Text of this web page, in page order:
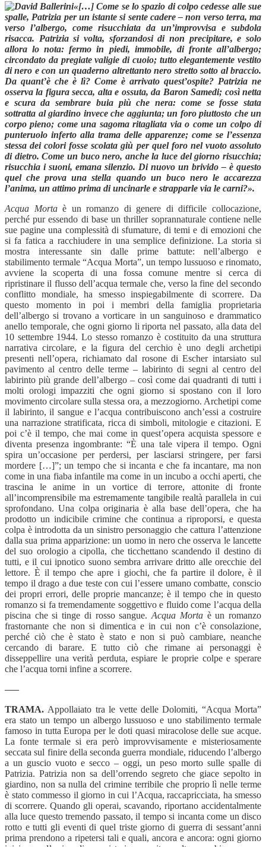
«[…] Come se lo spazio di colpo cedesse alle sue
spalle, Patrizia per un istante si sente cadere – non verso terra, ma
verso l’albergo, come risucchiata da un’improvvisa e subdola
risacca. Patrizia si volta, sforzandosi di non precipitare, e solo
allora lo nota: fermo in piedi, immobile, di fronte all’albergo;
circondato da pregiate valigie di cuoio; tutto elegantemente vestito
di nero e con un quaderno altrettanto nero stretto sotto al braccio.
Da quant’è che è lì? Come è arrivato quest’ospite? Patrizia ne
osserva la figura secca, alta e ossuta, da Baron Samedi; così netta
e scura da sembrare buia più che nera: come se fosse stata
sottratta al giardino invece che aggiunta; un foro piuttosto che un
corpo pieno; come una sagoma ritagliata via o come un colpo di
punteruolo inferto alla trama delle apparenze; come se l’essenza
stessa dei colori fosse scolata giù per quel foro nel vuoto assoluto
di dietro. Come un buco nero, anche la luce del giorno risucchia;
risucchia i suoni, emana silenzio. Di nuovo un brivido – è questo
quel che prova una stella quando un buco nero le accarezza
l’anima, un attimo prima di uncinarle e strapparle via le carni?».
Acqua Mortaè un romanzo di genere di difficile collocazione,
perché pur essendo di base un thriller soprannaturale contiene nelle
sue pagine una complessità di sfumature, di temi e di emozioni che
si fa fatica a racchiudere in una semplice definizione. La storia si
mostra interessante sin dalle prime battute: nell’albergo e
stabilimento termale “Acqua Morta”, un tempo lussuoso e rinomato,
avviene la scoperta di una fossa comune mentre si cerca di
ripristinare il flusso dell’acqua termale che, verso la fine del secondo
conflitto mondiale, ha smesso inspiegabilmente di scorrere. Da
questo momento in poi i membri della famiglia proprietaria
dell’albergo si trovano a vorticare in un sanguinoso e drammatico
anello temporale, che ogni giorno li riporta nel passato, alla data del
10 settembre 1944. Lo stesso romanzo è costituito da una struttura
narrativa circolare, e la figura del cerchio è uno degli archetipi
presenti nell’opera, richiamato dal rosone di Escher intarsiato sul
pavimento al centro delle terme – labirinto di segni al centro del
labirinto più grande dell’albergo – così come dai quadranti di tutti i
molti orologi impazziti che ogni giorno si spostano con il loro
movimento circolare sulla stessa ora, a mezzogiorno. Archetipi come
il labirinto, il sangue e l’acqua contribuiscono anch’essi a costruire
una narrazione stratificata, ricca di simboli, mitologie e citazioni. E
poi c’è il tempo, che mai come in quest’opera acquista spessore e
diventa presenza ingombrante: “È una tale vipera il tempo. Ogni
spira un’occasione per perdersi, per lasciarsi stringere, per farsi
mordere […]”; un tempo che si incanta e che fa incantare, ma non
come in una fiaba infantile ma come in un incubo a occhi aperti, che
trascina le anime in un vortice di terrore, attonite di fronte
all’incomprensibile ma estremamente tangibile realtà parallela in cui
sprofondano. Una colpa originaria è alla base dell’opera, che ha
prodotto un indicibile crimine che continua a riproporsi, e questa
colpa è introdotta da un sinistro personaggio che cattura l’attenzione
dalla sua prima apparizione: un uomo in nero che osserva le lancette
del suo orologio a cipolla, che ticchettano scandendo il destino di
tutti, e il cui ipnotico suono sembra arrivare dritto alle orecchie del
lettore. È il tempo che apre i giochi, che fa partire il dolore, è il
tempo il drago a due teste con cui l’essere umano combatte, conscio
dei propri errori, delle proprie mancanze; è il tempo che in questo
romanzo si fa tremendamente soggettivo e fluido come l’acqua della
piscina che si tinge di rosso sangue.Acqua Mortaè un romanzo
frastornante che non si dimentica e in cui non c’è consolazione,
perché ciò che è stato è stato e non si può cambiare, neanche
cercando di barare. E tutto ciò che rimane ai personaggi è
disseppellire una verità perduta, espiare le proprie colpe e sperare
che l’acqua torni infine a scorrere.
—–
TRAMA. Appollaiato tra le vette delle Dolomiti, “Acqua Morta”
era stato un tempo un albergo lussuoso e uno stabilimento termale
famoso in tutta Europa per le doti quasi miracolose delle sue acque.
La fonte termale si era però improvvisamente e misteriosamente
seccata sul finire della seconda guerra mondiale, riducendo l’albergo
a un guscio vuoto e secco – oggi, un peso morto sulle spalle di
Patrizia. Patrizia non sa dell’orrendo segreto che giace sepolto in
giardino, non sa nulla del crimine terribile che proprio lì nelle terme
è stato commesso il giorno in cui l’Acqua, raccapricciata, ha smesso
di scorrere. Quando gli operai, scavando, riportano accidentalmente
alla luce questo tremendo passato, il tempo si incanta come un disco
rotto e tutti gli eventi di quel triste giorno di guerra di sessant’anni
prima prendono a ripetersi tali e quali, ancora e ancora: ogni giorno